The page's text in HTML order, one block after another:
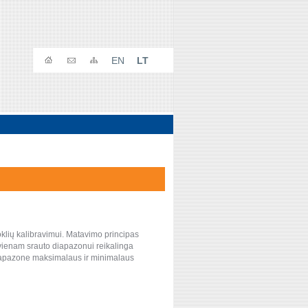
EN LT
kalibravimui. Matavimo principas
srauto diapazonui reikalinga
maksimalaus ir minimalaus